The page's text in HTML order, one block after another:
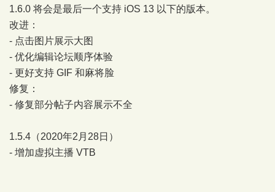
1.6.0 将会是最后一个支持 iOS 13 以下的版本。
改进：
- 点击图片展示大图
- 优化编辑论坛顺序体验
- 更好支持 GIF 和麻将脸
修复：
- 修复部分帖子内容展示不全
1.5.4（2020年2月28日）
- 增加虚拟主播 VTB